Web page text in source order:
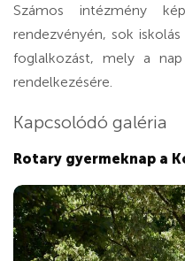
Számos intézmény
rendezvényén, sok
foglalkozást, mely a
rendelkezésére.
Kapcsolódó galéria
Rotary gyermeknap a